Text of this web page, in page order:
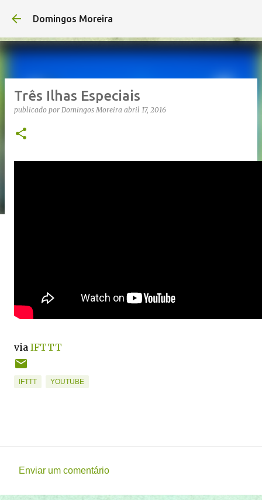
Avançar para o conteúdo principal
Domingos Moreira
Três Ilhas Especiais
publicado por Domingos Moreira abril 17, 2016
via IFTTT
IFTTT YOUTUBE
Enviar um comentário